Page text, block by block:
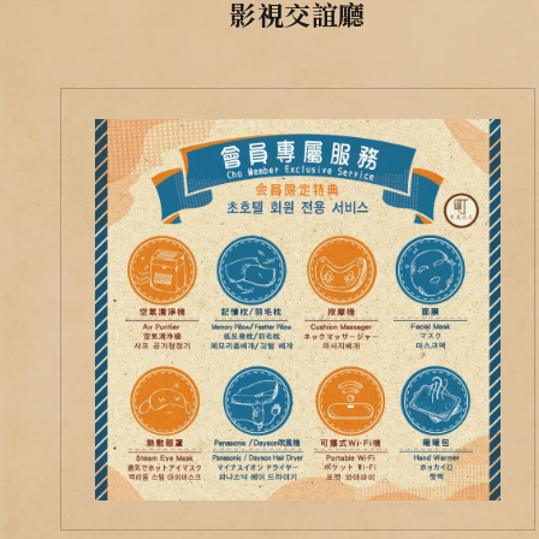
影視交誼廳